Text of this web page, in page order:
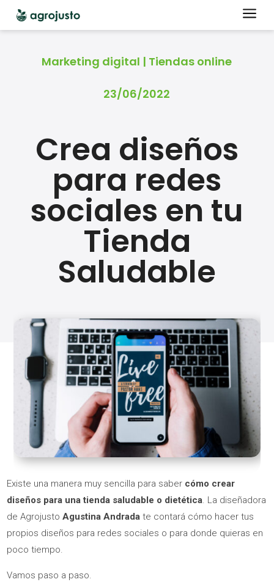
a
Marketing digital | Tiendas online
23/06/2022
Crea diseños
para redes
sociales en tu
Tienda
Saludable
Existe una manera muy sencilla para saber cómo crear
diseños para una tienda saludable o dietética. La diseñadora
de AgrojustoAgustina Andrada te contará cómo hacer tus
propios diseños para redes sociales o para donde quieras en
poco tiempo.
Vamos paso a paso.